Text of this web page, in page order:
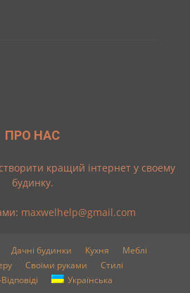
ПРО НАС
кращий інтернет у своему
будинку.
maxwelhelp@gmail.com
Дачні будинки Кухня
Меблі
Своїми руками
Стилі
Українська